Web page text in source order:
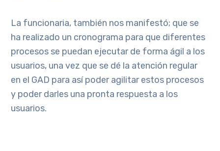
La funcionaria, también nos manifestó; que se
ha realizado un cronograma para que diferentes
procesos se puedan ejecutar de forma ágil a los
usuarios, una vez que se dé la atención regular
en el GAD para así poder agilitar estos procesos
y poder darles una pronta respuesta a los
usuarios.